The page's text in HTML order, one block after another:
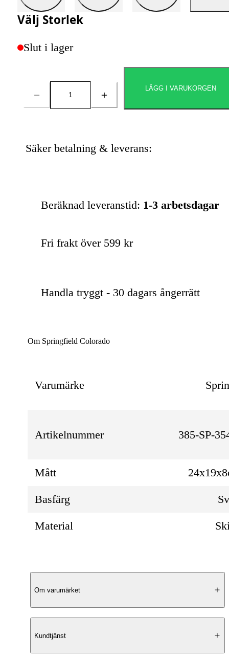
Välj Storlek
Slut i lager
Antal
LÄGG I VARUKORGEN
Säker betalning & leverans:
Beräknad leveranstid: 1-3 arbetsdagar
Fri frakt över 599 kr
Handla tryggt - 30 dagars ångerrätt
Om Springfield Colorado
Varumärke
Artikelnummer 385-SP-
Mått
Basfärg
Material
Produktbeskrivning
Yttre design
Om varumärket
Kundtjänst